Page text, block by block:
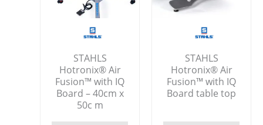
STAHLS
Hotronix® Air
Fusion™ with IQ
Board – 40cm x
50c m
STAHLS
Hotronix® Air
Fusion™ with IQ
Board table top